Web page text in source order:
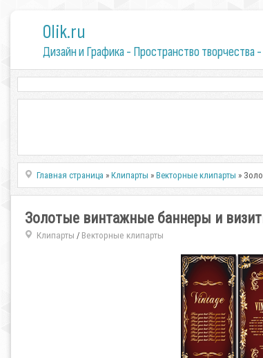
0lik.ru
Дизайн и Графика - Пространство творчества
Главная страница »Клипарты »Векторные клипарты »
Золотые винтажные баннеры и
Клипарты / Векторные клипарты